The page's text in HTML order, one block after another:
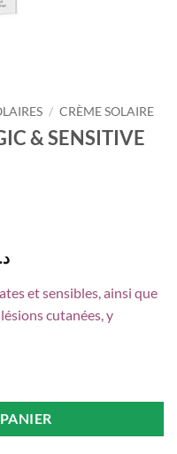
/ CRÈME SOLAIRE
& SENSITIVE
Le
actuel
est :
et sensibles, ainsi que
cutanées, y